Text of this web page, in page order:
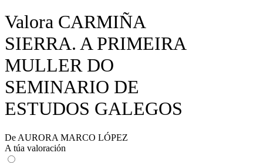
Valora CARMIÑA
SIERRA. A PRIMEIRA
MULLER DO
SEMINARIO DE
ESTUDOS GALEGOS
De AURORA MARCO LÓPEZ
A túa valoración